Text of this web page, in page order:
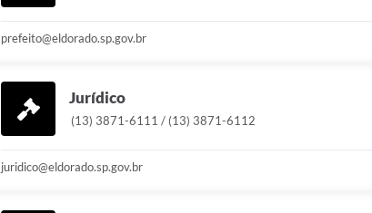
prefeito@eldorado.sp.gov.br
Jurídico
(13) 3871-6111 / (13) 3871-6112
juridico@eldorado.sp.gov.br